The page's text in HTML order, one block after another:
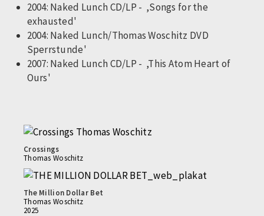
2004: Naked Lunch CD/LP - ,Songs for the
exhausted'
2004: Naked Lunch/Thomas Woschitz DVD
Sperrstunde'
2007: Naked Lunch CD/LP - ,This Atom Heart of
Ours'
Crossings
Thomas Woschitz
The Million Dollar Bet
Thomas Woschitz
2025